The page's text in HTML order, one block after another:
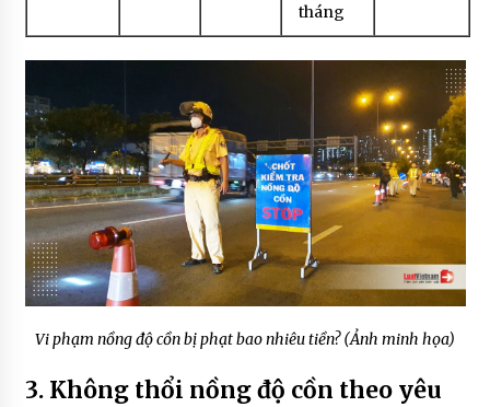
tháng
Vi phạm nồng độ cồn bị phạt bao nhiêu tiền? (Ảnh minh họa)
3. Không thổi nồng độ cồn theo yêu